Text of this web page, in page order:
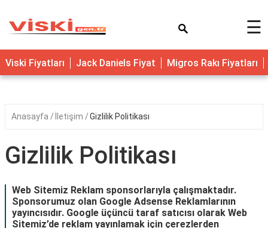
☰
Viski Fiyatları Jack Daniels Fiyat Migros Rakı Fiyatları
Anasayfa İletişim Gizlilik Politikası
Gizlilik Politikası
Web Sitemiz Reklam sponsorlarıyla çalışmaktadır.
Sponsorumuz olan Google Adsense Reklamlarının
yayıncısıdır. Google üçüncü taraf satıcısı olarak Web
Sitemiz’de reklam yayınlamak için çerezlerden